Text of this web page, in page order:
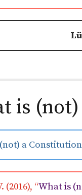
is
a
(2016), “What is